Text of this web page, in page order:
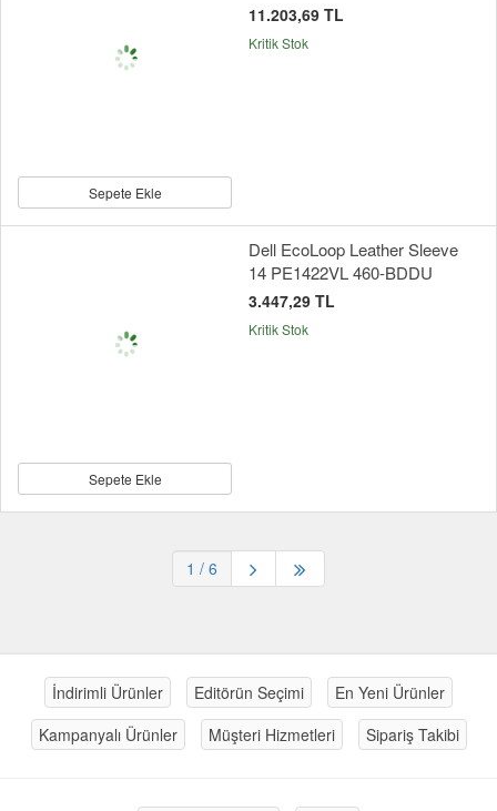
Sepete Ekle
11.203,69 TL
Kritik Stok
Sepete Ekle
Dell EcoLoop Leather Sleeve
14 PE1422VL 460-BDDU
3.447,29 TL
Kritik Stok
1 / 6
İndirimli Ürünler Editörün Seçimi
En Yeni Ürünler
Kampanyalı Ürünler
Müşteri Hizmetleri Sipariş Takibi